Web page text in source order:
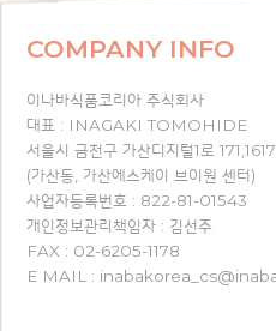
COMPANY INFO
이나바식품코리아 주식회사
대표 : INAGAKI TOMOHIDE
서울시 금천구 가산디지털1로
(가산동, 가산에스케이 브이원 센터)
사업자등록번호 : 822-81-01543
개인정보관리책임자 : 김선주
FAX : 02-6205-1178
E MAIL :